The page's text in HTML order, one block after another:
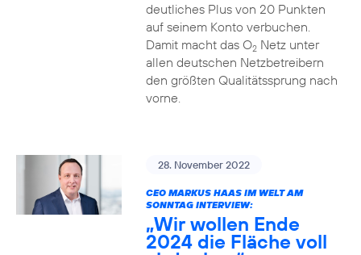
deutliches Plus von 20 Punkten
auf seinem Konto verbuchen.
Damit macht das O2Netz unter
allen deutschen Netzbetreibern
den größten Qualitätssprung nach
vorne.
28. November 2022
CEO MARKUS HAAS IM WELT AM
SONNTAG INTERVIEW:
„Wir wollen Ende
2024 die Fläche voll